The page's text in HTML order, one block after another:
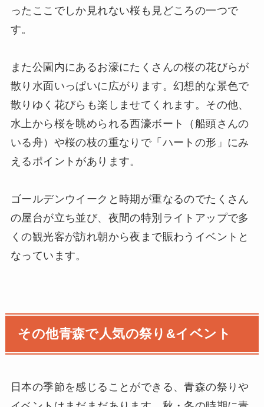
ったここでしか見れない桜も見どころの一つで
す。
また公園内にあるお濠にたくさんの桜の花びらが
散り水面いっぱいに広がります。幻想的な景色で
散りゆく花びらも楽しませてくれます。その他、
水上から桜を眺められる西濠ボート（船頭さんの
いる舟）や桜の枝の重なりで「ハートの形」にみ
えるポイントがあります。
ゴールデンウイークと時期が重なるのでたくさん
の屋台が立ち並び、夜間の特別ライトアップで多
くの観光客が訪れ朝から夜まで賑わうイベントと
なっています。
その他青森で人気の祭り&イベント
日本の季節を感じることができる、青森の祭りや